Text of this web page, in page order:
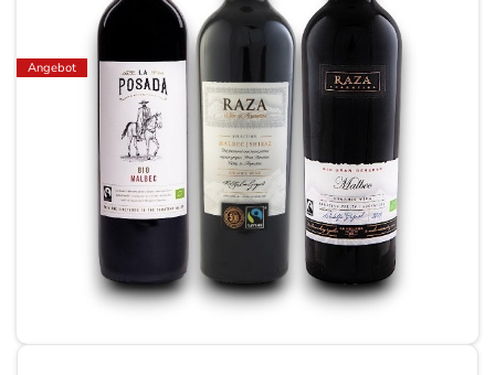
Angebot